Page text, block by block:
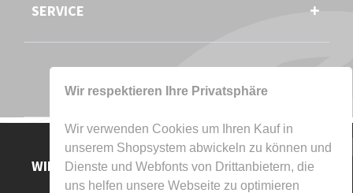
Wir respektieren Ihre Privatsphäre
Wir verwenden Cookies um Ihren Kauf in
unserem Shopsystem abwickeln zu können und
Dienste und Webfonts von Drittanbietern, die
uns helfen unsere Webseite zu optimieren
SERVICE
WIR AKZEPTIEREN